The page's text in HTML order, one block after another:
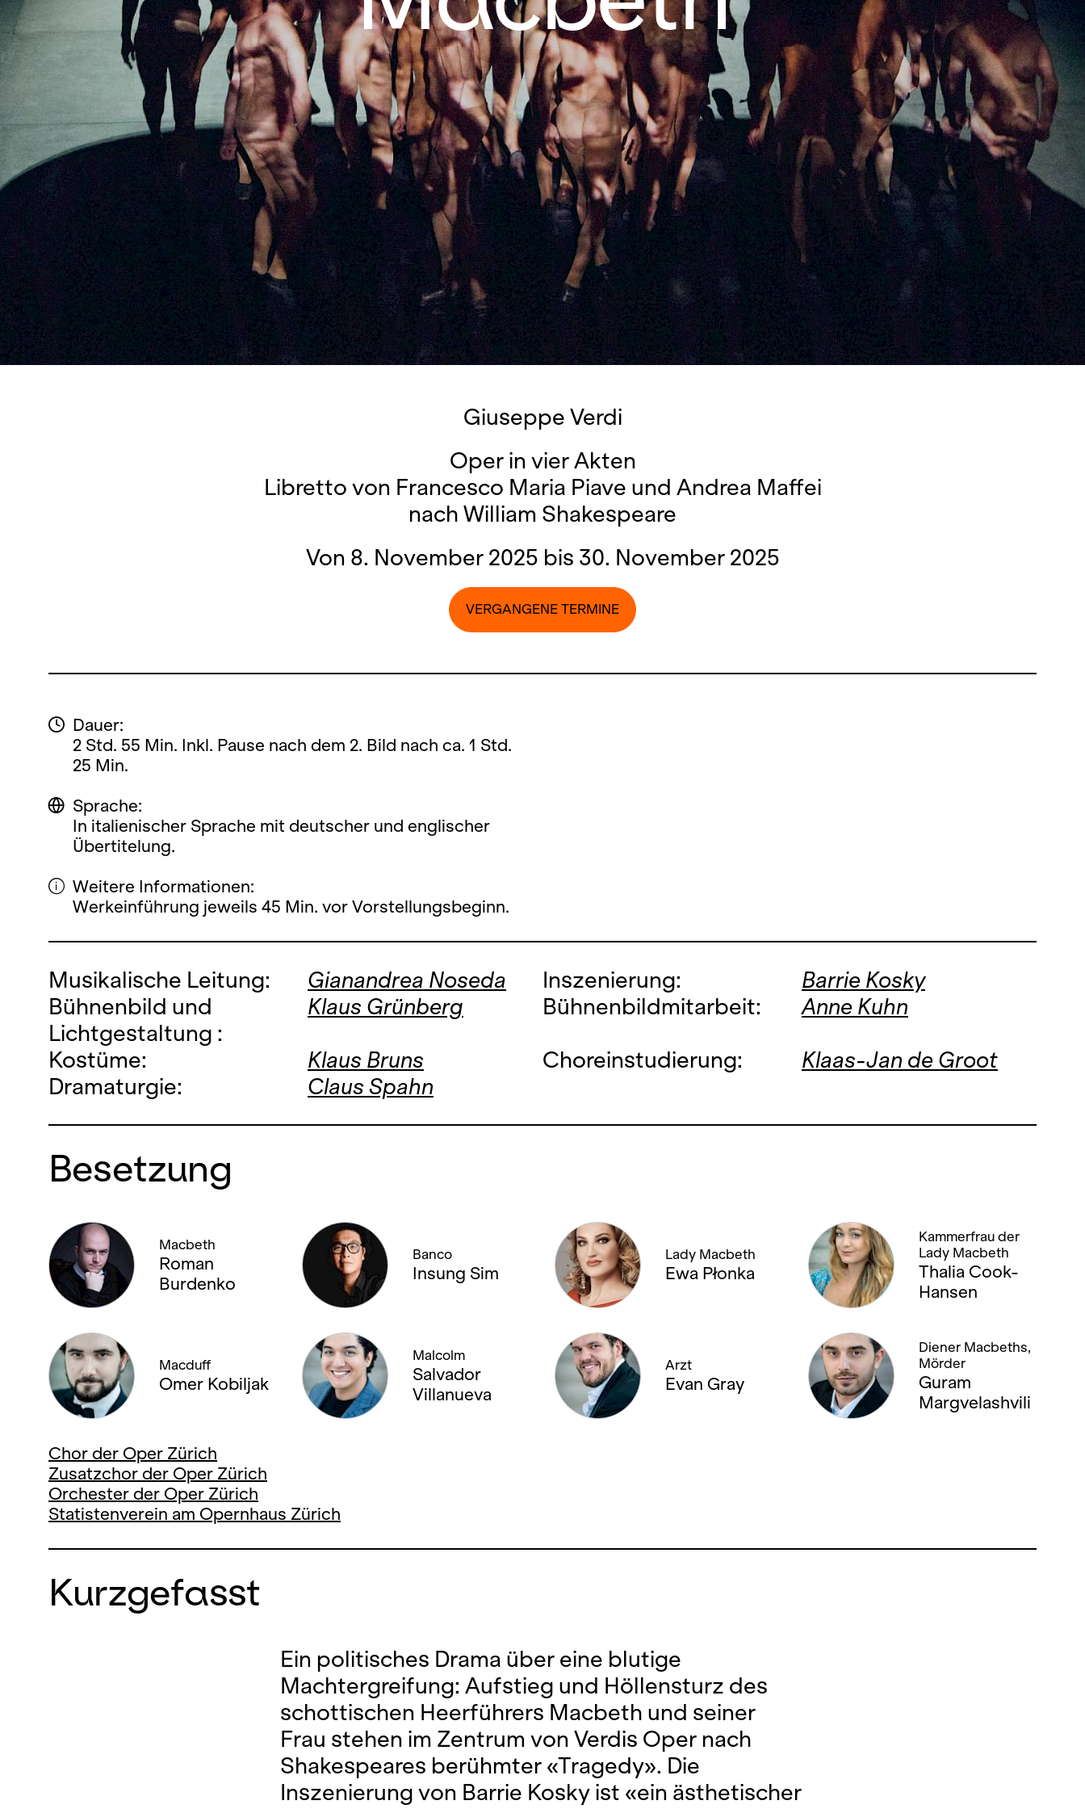
Giuseppe Verdi
Oper in vier Akten
Libretto von Francesco Maria Piave und Andrea Maffei
nach William Shakespeare
Von 8. November 2025 bis 30. November 2025
VERGANGENE TERMINE
Dauer:
2 Std. 55 Min. Inkl. Pause nach dem 2. Bild nach ca. 1 Std.
25 Min.
Sprache:
In italienischer Sprache mit deutscher und englischer
Übertitelung.
Weitere Informationen:
Werkeinführung jeweils 45 Min. vor Vorstellungsbeginn.
Musikalische Leitung: Gianandrea Noseda Inszenierung:
Barrie Kosky
Bühnenbild und
Lichtgestaltung :
Klaus Grünberg Bühnenbildmitarbeit: Anne Kuhn
Kostüme: Klaus Bruns Choreinstudierung:
Klaas-Jan de Groot
Dramaturgie:
Claus Spahn
Besetzung
Macbeth
Roman
Burdenko
Banco
Insung Sim
Lady Macbeth
Ewa Płonka
Kammerfrau der
Lady Macbeth
Thalia Cook-
Hansen
Macduff
Omer Kobiljak
Malcolm
Salvador
Villanueva
Arzt
Evan Gray
Diener Macbeths,
Mörder
Guram
Margvelashvili
Chor der Oper Zürich
Zusatzchor der Oper Zürich
Orchester der Oper Zürich
Statistenverein am Opernhaus Zürich
Kurzgefasst
Ein politisches Drama über eine blutige
Machtergreifung: Aufstieg und Höllensturz des
schottischen Heerführers Macbeth und seiner
Frau stehen im Zentrum von Verdis Oper nach
Shakespeares berühmter «Tragedy». Die
Inszenierung von Barrie Kosky ist «ein ästhetischer